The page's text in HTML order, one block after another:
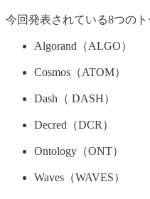
今回発表されている8つのト
Algorand（ALGO）
Cosmos（ATOM）
Dash（ DASH）
Decred（DCR）
Ontology（ONT）
Waves（WAVES）